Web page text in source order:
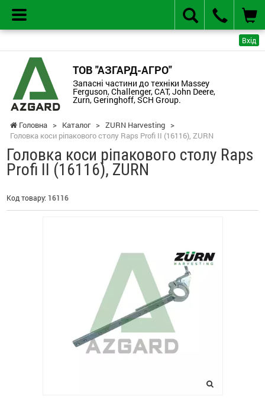
Вхід
ТОВ "АЗГАРД-АГРО"
Запасні частини до техніки Massey
Ferguson, Challenger, CAT, John Deere,
Zurn, Geringhoff, SCH Group.
Головна > Каталог > ZURN Harvesting >
Головка коси ріпакового столу Raps Profi II (16116), ZURN
Головка коси ріпакового столу Raps
Profi II (16116), ZURN
Код товару: 16116